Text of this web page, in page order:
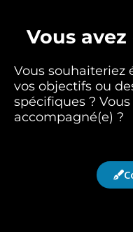
Vous
Vous souhaiteriez
vos objectifs ou
spécifiques ?
accompagné(e) ?